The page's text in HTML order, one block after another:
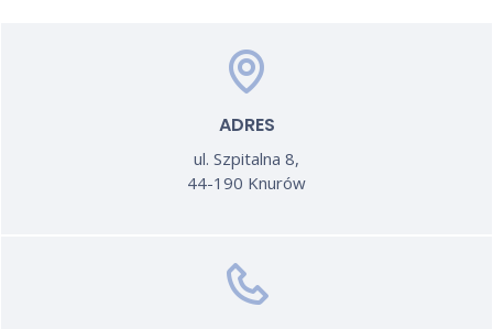
ADRES
ul. Szpitalna 8,
44-190 Knurów